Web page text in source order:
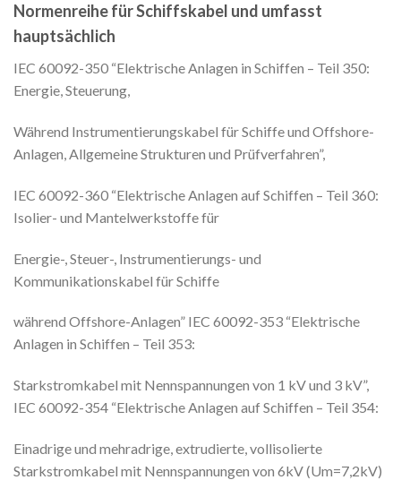
Normenreihe für Schiffskabel und umfasst
hauptsächlich
IEC 60092-350 “Elektrische Anlagen in Schiffen – Teil 350:
Energie, Steuerung,
Während Instrumentierungskabel für Schiffe und Offshore-
Anlagen, Allgemeine Strukturen und Prüfverfahren”,
IEC 60092-360 “Elektrische Anlagen auf Schiffen – Teil 360:
Isolier- und Mantelwerkstoffe für
Energie-, Steuer-, Instrumentierungs- und
Kommunikationskabel für Schiffe
während Offshore-Anlagen” IEC 60092-353 “Elektrische
Anlagen in Schiffen – Teil 353:
Starkstromkabel mit Nennspannungen von 1 kV und 3 kV”,
IEC 60092-354 “Elektrische Anlagen auf Schiffen – Teil 354:
Einadrige und mehradrige, extrudierte, vollisolierte
Starkstromkabel mit Nennspannungen von 6kV (Um=7,2kV)